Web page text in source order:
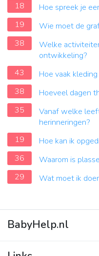
18
Hoe spreek je
19
Wie moet de
38
Welke
ontwikkeling?
43
Hoe vaak
38
Hoeveel dagen
35
Vanaf welke
herinneringen?
19
Hoe kan ik
36
Waarom is
29
Wat moet ik
BabyHelp.nl